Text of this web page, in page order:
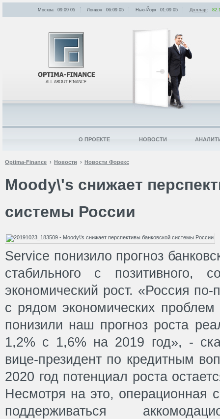
Optima-Finance Новости Новости Форекс
Moody\'s снижает
системы России
Service понизило прогноз
стабильного с позитивного,
экономический рост. «Россия по-
с рядом экономических
понизили наш прогноз роста
1,2% с 1,6% на 2019 год», -
вице-президент по кредитным
2020 год потенциал роста
Несмотря на это, операционная
поддерживаться
Москва 09:09 05 Лондон 06:09 05 Нью-Йорк 01:09 05 Доллар:
О ПРОЕКТЕ НОВОСТИ